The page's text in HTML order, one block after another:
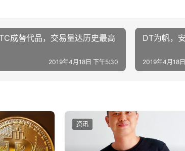
成替代品，交易量达历史最高
2019年4月18日 下午5:30
DT为帆，
2019年4月18
资讯